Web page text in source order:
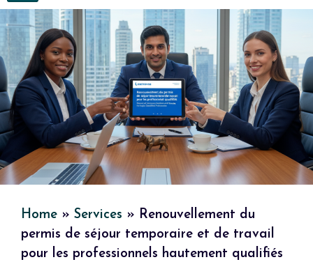
Home » Services » Renouvellement du
permis de séjour temporaire et de travail
pour les professionnels hautement qualifiés